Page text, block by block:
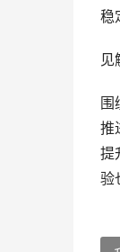
稳
见
围
推
提
验